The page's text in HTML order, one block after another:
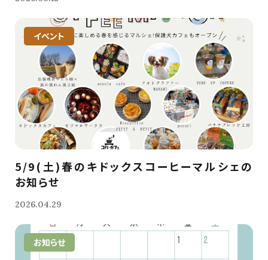
イベント
5/9(土)春のキドックスコーヒーマルシェの
お知らせ
2026.04.29
お知らせ